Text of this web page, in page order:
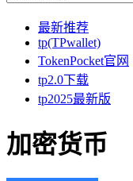
最新推荐
tp(TPwallet)
TokenPocket官网
tp2.0下载
tp2025最新版
加密货币